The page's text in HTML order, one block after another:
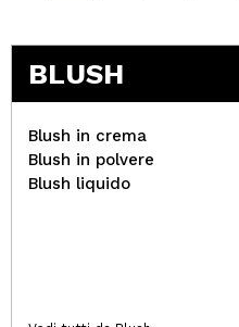
BLUSH
Blush in crema
Blush in polvere
Blush liquido